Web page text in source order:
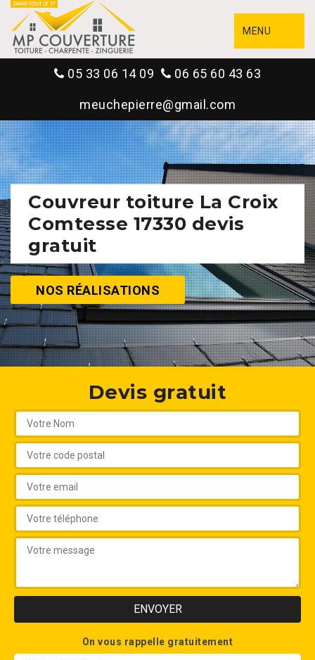
MENU
05 33 06 14 09 06 65 60 43 63
meuchepierre@gmail.com
Couvreur toiture La Croix
Comtesse 17330 devis
gratuit
NOS RÉALISATIONS
Devis gratuit
On vous rappelle gratuitement